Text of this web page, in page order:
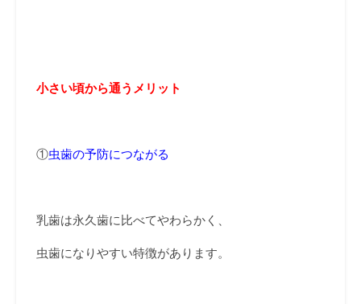
小さい頃から通うメリット
①虫歯の予防につながる
乳歯は永久歯に比べてやわらかく、
虫歯になりやすい特徴があります。